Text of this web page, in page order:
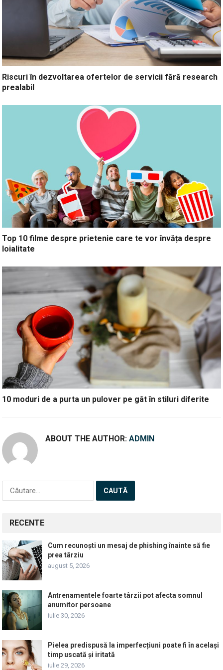
Riscuri în dezvoltarea ofertelor de servicii fără research
prealabil
Top 10 filme despre prietenie care te vor învăța despre
loialitate
10 moduri de a purta un pulover pe gât în stiluri diferite
ABOUT THE AUTHOR:ADMIN
Caută
RECENTE
Cum recunoști un mesaj de phishing înainte să fie
prea târziu
august 5, 2026
Antrenamentele foarte târzii pot afecta somnul
anumitor persoane
iulie 30, 2026
Pielea predispusă la imperfecțiuni poate fi în același
timp uscată și iritată
iulie 29, 2026